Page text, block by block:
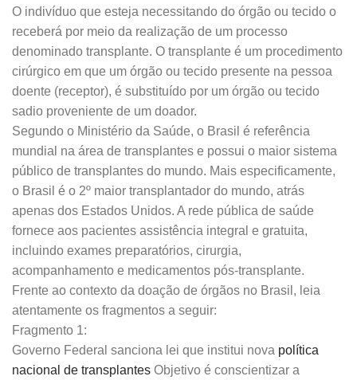
O indivíduo que esteja necessitando do órgão ou tecido o
receberá por meio da realização de um processo
denominado transplante. O transplante é um procedimento
cirúrgico em que um órgão ou tecido presente na pessoa
doente (receptor), é substituído por um órgão ou tecido
sadio proveniente de um doador.
Segundo o Ministério da Saúde, o Brasil é referência
mundial na área de transplantes e possui o maior sistema
público de transplantes do mundo. Mais especificamente,
o Brasil é o 2º maior transplantador do mundo, atrás
apenas dos Estados Unidos. A rede pública de saúde
fornece aos pacientes assistência integral e gratuita,
incluindo exames preparatórios, cirurgia,
acompanhamento e medicamentos pós-transplante.
Frente ao contexto da doação de órgãos no Brasil, leia
atentamente os fragmentos a seguir:
Fragmento 1:
Governo Federal sanciona lei que institui nova política
nacional de transplantes Objetivo é conscientizar a